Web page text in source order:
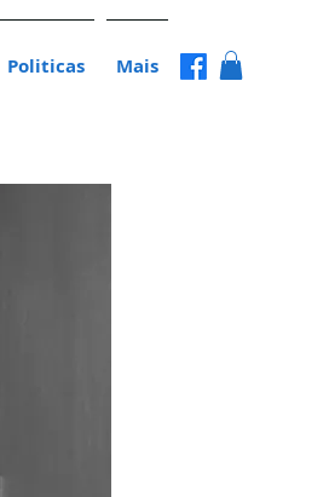
Politicas Mais